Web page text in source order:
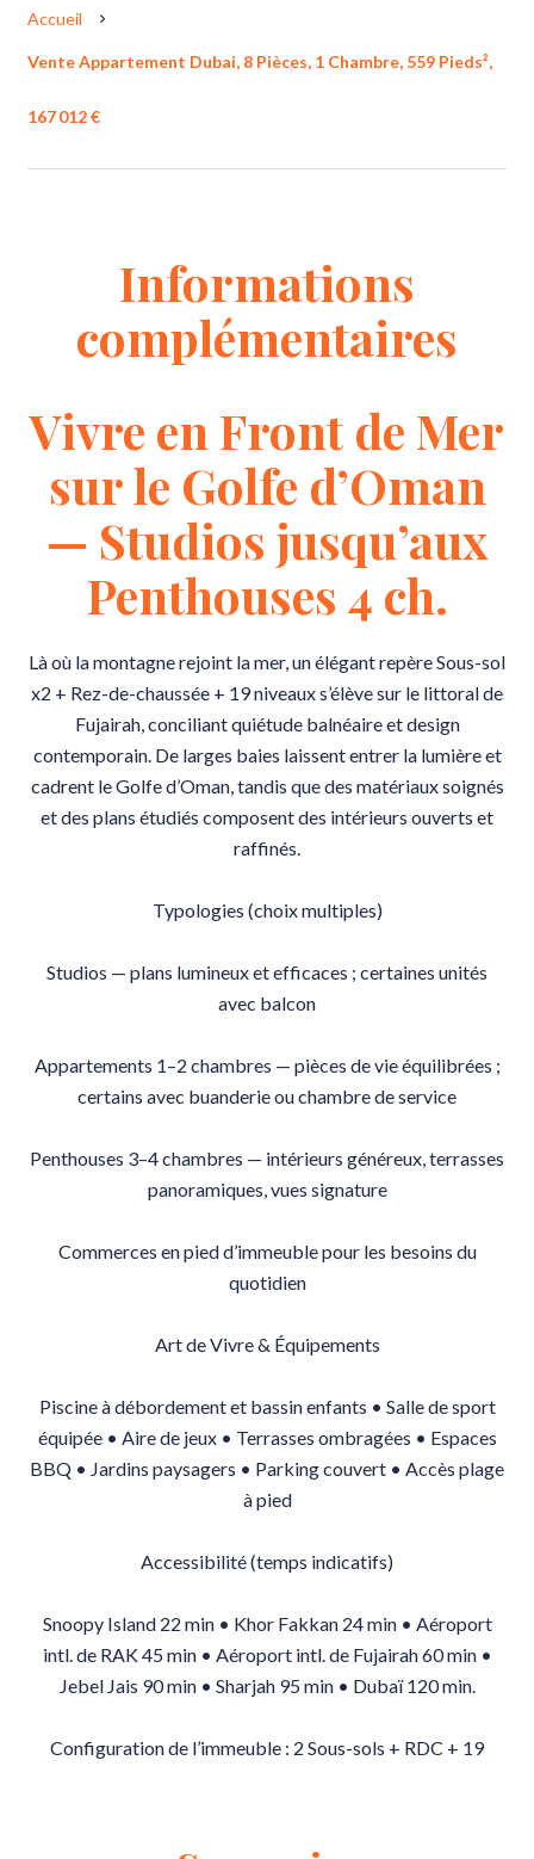
Accueil
Vente Appartement Dubai, 8 Pièces, 1 Chambre, 559 Pieds²,
167 012 €
Informations
complémentaires
Vivre en Front de Mer
sur le Golfe d’Oman
— Studios jusqu’aux
Penthouses 4 ch.
Là où la montagne rejoint la mer, un élégant repère Sous-sol
x2 + Rez-de-chaussée + 19 niveaux s’élève sur le littoral de
Fujairah, conciliant quiétude balnéaire et design
contemporain. De larges baies laissent entrer la lumière et
cadrent le Golfe d’Oman, tandis que des matériaux soignés
et des plans étudiés composent des intérieurs ouverts et
raffinés.
Typologies (choix multiples)
Studios — plans lumineux et efficaces ; certaines unités
avec balcon
Appartements 1–2 chambres — pièces de vie équilibrées ;
certains avec buanderie ou chambre de service
Penthouses 3–4 chambres — intérieurs généreux, terrasses
panoramiques, vues signature
Commerces en pied d’immeuble pour les besoins du
quotidien
Art de Vivre & Équipements
Piscine à débordement et bassin enfants • Salle de sport
équipée • Aire de jeux • Terrasses ombragées • Espaces
BBQ • Jardins paysagers • Parking couvert • Accès plage
à pied
Accessibilité (temps indicatifs)
Snoopy Island 22 min • Khor Fakkan 24 min • Aéroport
intl. de RAK 45 min • Aéroport intl. de Fujairah 60 min •
Jebel Jais 90 min • Sharjah 95 min • Dubaï 120 min.
Configuration de l’immeuble : 2 Sous-sols + RDC + 19